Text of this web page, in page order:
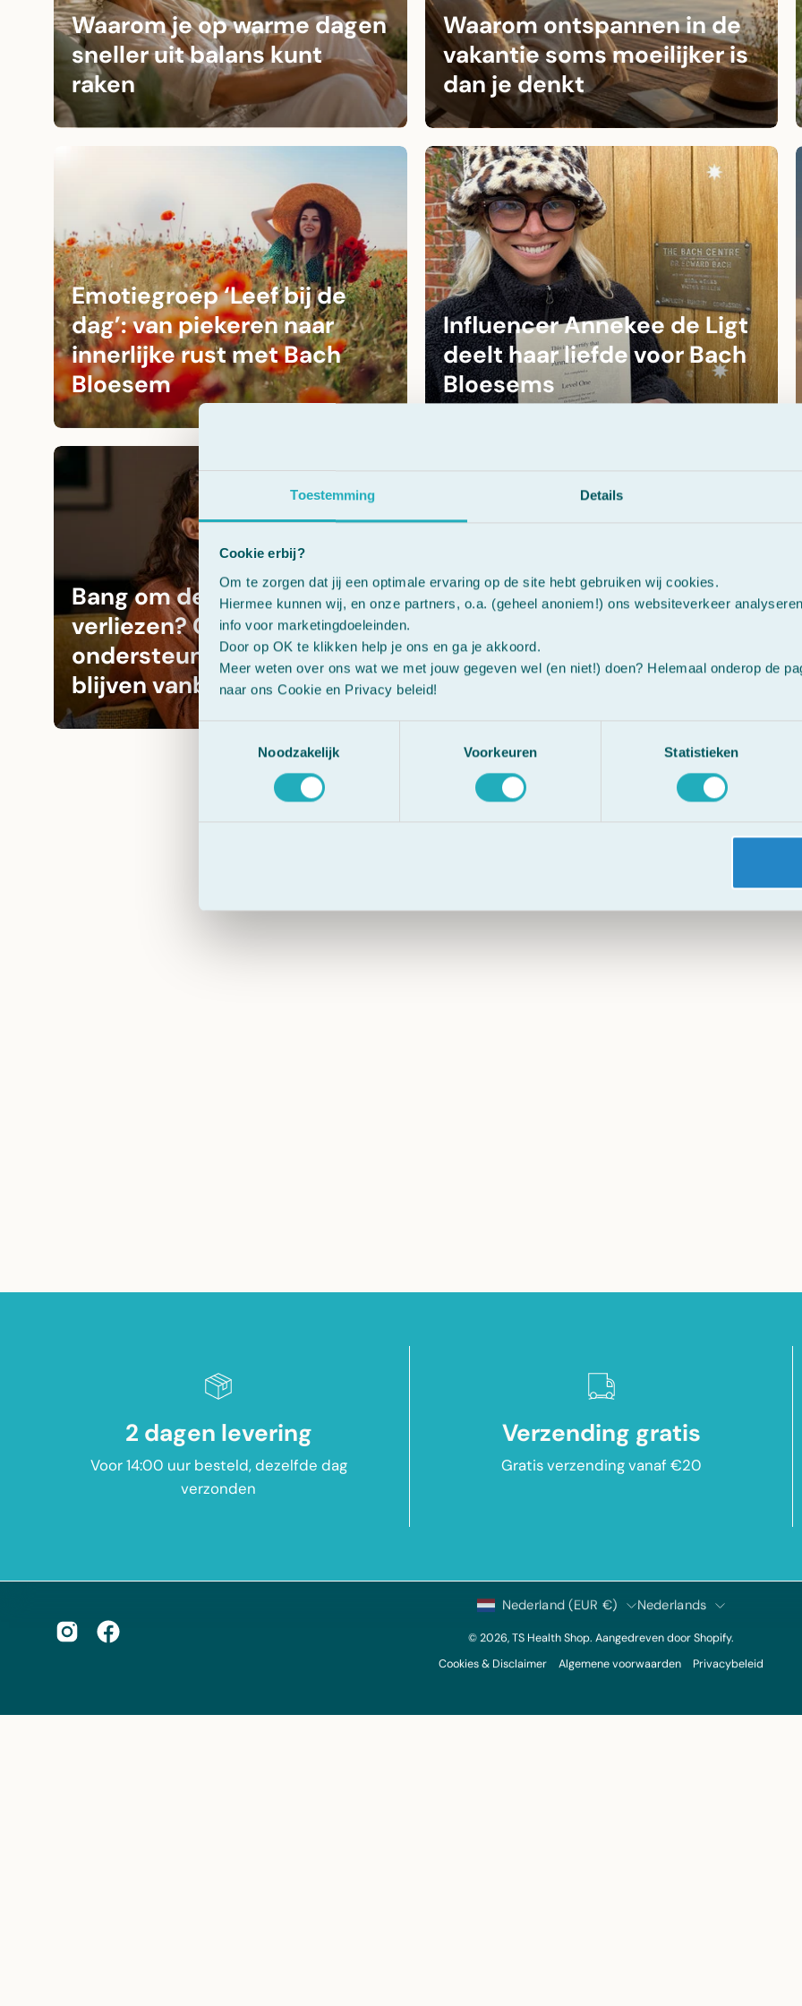
Toestemming Details
Cookie erbij?
Om te zorgen dat jij een optimale ervaring op de site hebt gebruiken wij cookies.
Hiermee kunnen wij, en onze partners, o.a. (geheel anoniem!) ons websiteverkeer
info voor marketingdoeleinden.
Door op OK te klikken help je ons en ga je akkoord.
Meer weten over ons wat we met jouw gegeven wel (en niet!) doen? Helemaal onderop de
naar ons Cookie en Privacy beleid!
Toestemmingsselectie
Noodzakelijk
Voorkeuren Statistieken
Waarom je op warme dagen
sneller uit balans kunt
raken
Waarom ontspannen in de
vakantie soms moeilijker is
dan je denkt
Emotiegroep ‘Leef bij de
dag’: van piekeren naar
innerlijke rust met Bach
Bloesem
Influencer Annekee de Ligt
deelt haar liefde voor Bach
Bloesems
Bang om de controle te
verliezen? Cherry Plum
ondersteunt je om rustig te
blijven vanbinnen.
Blue Monday? Zo helpt
uitstelgedrag en
vermoeidheid
2 dagen levering
Voor 14:00 uur besteld, dezelfde dag
verzonden
Verzending gratis
Gratis verzending vanaf €20
Contact
Veelgestelde vragen
Voor therapeuten
Land
Nederland (EUR €) Taal
Nederlands
© 2026,TS Health Shop. Aangedreven doorShopify.
Cookies & Disclaimer
Algemene voorwaarden Privacybeleid